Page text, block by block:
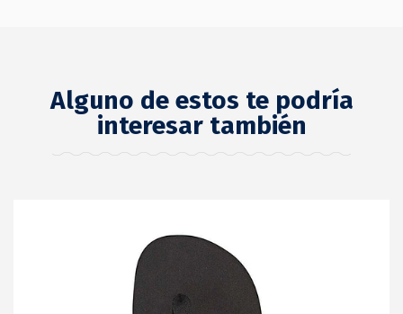
Alguno de estos te podría
interesar también